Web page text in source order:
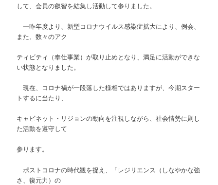
して、会員の叡智を結集し活動して参りました。
一昨年度より、新型コロナウイルス感染症拡大により、例会、
また、数々のアク
ティビティ（奉仕事業）が取り止めとなり、満足に活動ができな
い状態となりました。
現在、コロナ禍が一段落した様相ではありますが、今期スター
トするに当たり、
キャビネット・リジョンの動向を注視しながら、社会情勢に則し
た活動を遵守して
参ります。
ポストコロナの時代観を捉え、「レジリエンス（しなやかな強
さ、復元力）の